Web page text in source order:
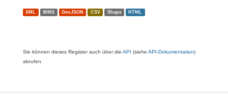
XML WMS GeoJSON CSV Shape HTML
Sie können dieses Register auch über die API (siehe API-Dokumentation)
abrufen.